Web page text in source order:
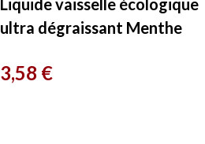
Liquide vaisselle écologique
ultra dégraissant Menthe
Prix
3,58 €